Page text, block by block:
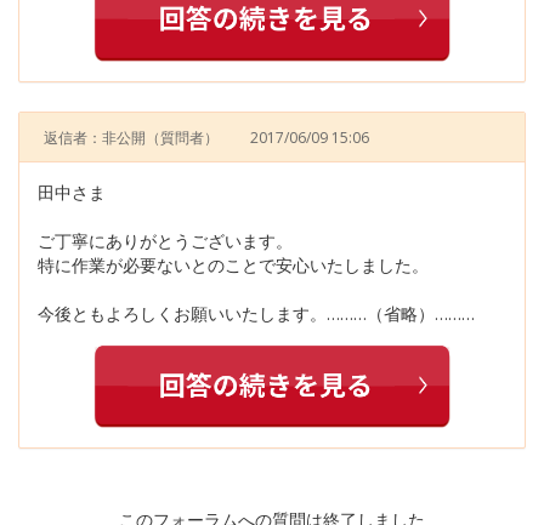
返信者：非公開 （質問者） 2017/06/09 15:06
田中さま
ご丁寧にありがとうございます。
特に作業が必要ないとのことで安心いたしました。
今後ともよろしくお願いいたします。………（省略）………
このフォーラムへの質問は終了しました